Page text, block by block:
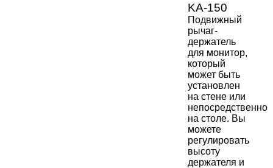
KA-150
Подвижный
рычаг-
держатель
для монитор,
который
может быть
установлен
на стене или
непосредственно
на столе. Вы
можете
регулировать
высоту
держателя и